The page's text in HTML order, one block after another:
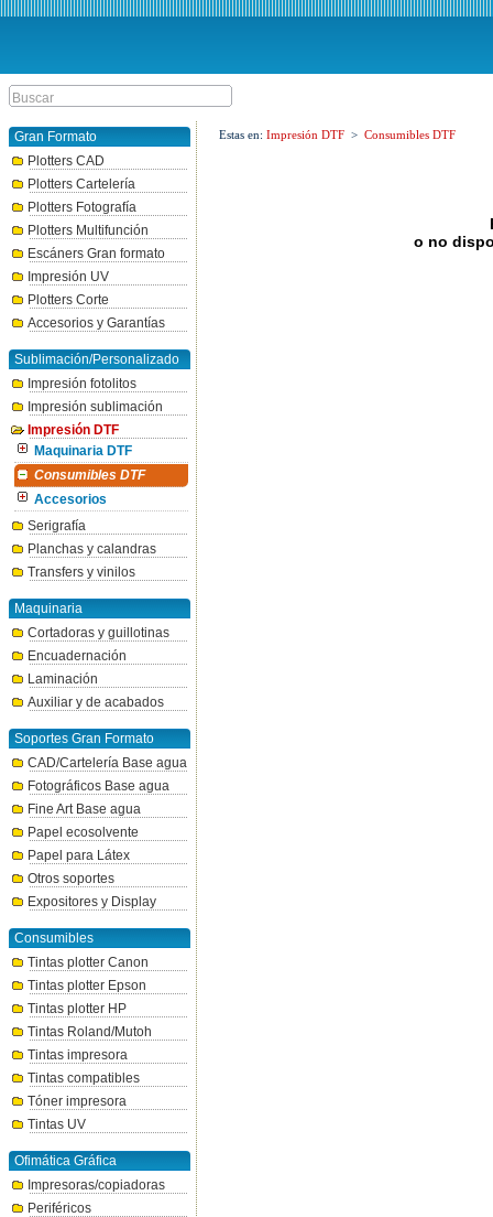
Gran Formato
Plotters CAD
Plotters Cartelería
Plotters Fotografía
Plotters Multifunción
Escáners Gran formato
Impresión UV
Plotters Corte
Accesorios y Garantías
Sublimación/Personalizado
Impresión fotolitos
Impresión sublimación
Impresión DTF
Maquinaria DTF
Consumibles DTF
Accesorios
Serigrafía
Planchas y calandras
Transfers y vinilos
Maquinaria
Cortadoras y guillotinas
Encuadernación
Laminación
Auxiliar y de acabados
Soportes Gran Formato
CAD/Cartelería Base agua
Fotográficos Base agua
Fine Art Base agua
Papel ecosolvente
Papel para Látex
Otros soportes
Expositores y Display
Consumibles
Tintas plotter Canon
Tintas plotter Epson
Tintas plotter HP
Tintas Roland/Mutoh
Tintas impresora
Tintas compatibles
Tóner impresora
Tintas UV
Ofimática Gráfica
Impresoras/copiadoras
Periféricos
Estas en: Impresión DTF > Consumibles DTF
o no